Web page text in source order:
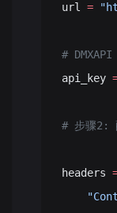
url =
#
api_key
# 步骤2:
headers